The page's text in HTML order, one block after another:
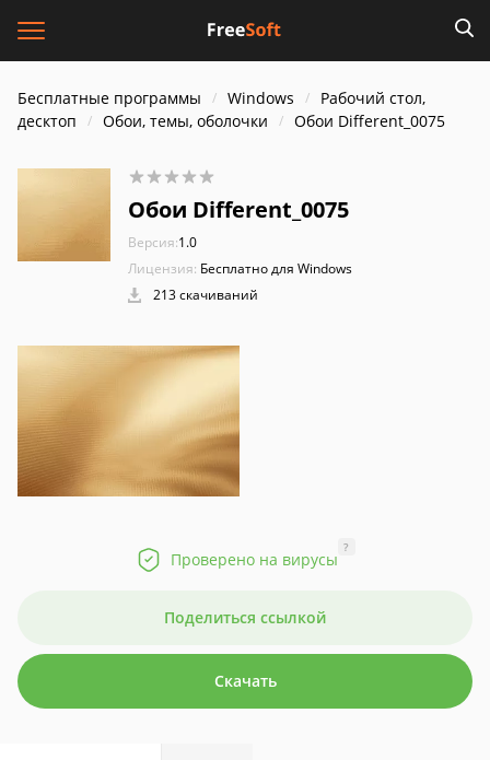
Бесплатные программы Windows
Рабочий стол,
десктоп
Обои, темы, оболочки Обои Different_0075
Обои Different_0075
Версия:1.0
Лицензия: Бесплатно для Windows
213 скачиваний
Проверено на вирусы
?
Поделиться ссылкой
Скачать